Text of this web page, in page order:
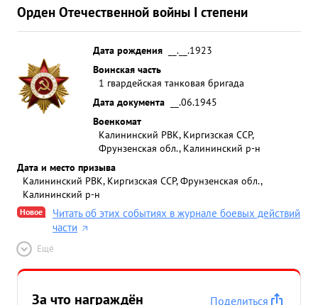
Орден Отечественной войны I степени
Дата рождения
__.__.1923
Воинская часть
1 гвардейская танковая бригада
Дата документа
__.06.1945
Военкомат
Калининский РВК, Киргизская ССР,
Фрунзенская обл., Калининский р-н
Дата и место призыва
Калининский РВК, Киргизская ССР, Фрунзенская обл.,
Калининский р-н
Новое
Читать об этих событиях в журнале боевых действий
части
Ещё
За что награждён
Поделиться